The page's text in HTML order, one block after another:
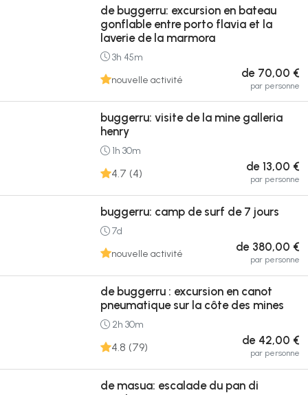
de buggerru: excursion en bateau
gonflable entre porto flavia et la
laverie de la marmora
3h 45m
nouvelle activité
de 70,00 €
par personne
buggerru: visite de la mine galleria
henry
1h 30m
4.7 (4) de 13,00 €
par personne
buggerru: camp de surf de 7 jours
7d
nouvelle activité
de 380,00 €
par personne
de buggerru : excursion en canot
pneumatique sur la côte des mines
2h 30m
4.8 (79) de 42,00 €
par personne
de masua: escalade du pan di